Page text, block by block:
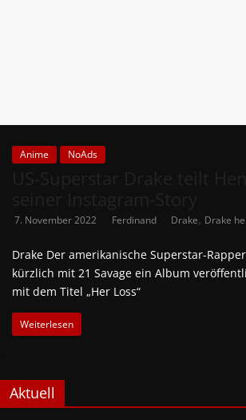
die
aktuellsten
Anime-
Japan
und
Deutschland
Anime NoAds
7. November 2022 Ferdinand Drake, Drake
Drake Der amerikanische Superstar-
kürzlich mit 21 Savage ein Album
mit dem Titel „Her Loss“
Weiterlesen
Aktuell